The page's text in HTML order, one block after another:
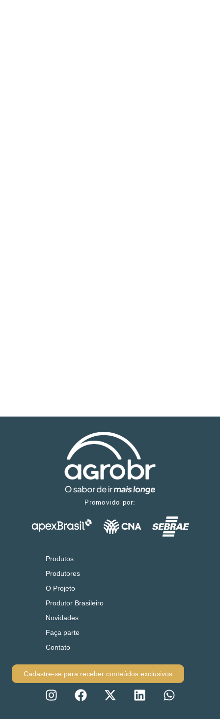
Promovido por:
Produtos
Produtores
O Projeto
Produtor Brasileiro
Novidades
Faça parte
Contato
Cadastre-se para receber conteúdos exclusivos